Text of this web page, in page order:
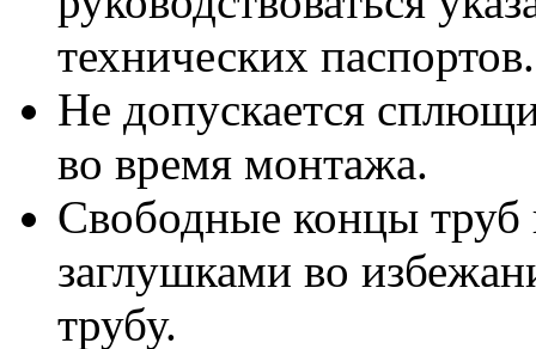
технических паспортов.
Не допускается
во время монтажа.
Свободные концы труб
заглушками во
трубу.